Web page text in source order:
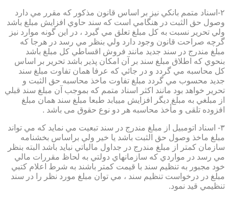
۲-اسناد متمم بانكي نيز بر اساس قانون مذكور كه مقرر مي دارد
وصول حق الثبت در هنگامي است كه سند حاوي افزايش مبلغ باشد
ولي تحرير نسبت به كل مبلغ تعلق مي گيرد ، در اين گونه موارد نيز
گرچه صراحت قانون وجود دارد ولي بنظر مي رسد در هرجا كه
مبلغ مندرج در سند جديد مانند فروش اقساطي كل مبلغ باشد
بنحوي كه اطلاق مبلغ سند بر آن امكان پذير باشد تحرير بر اساس
كل محاسبه مي گردد و در جائي كه عرفا همان تفاوت مبلغ سند
جديد محسوب مي گردد مبلغ تفاوت ماخذ محاسبه حق الثبت و
تحرير خواهد بود مانند اكثر اسناد متمم كه بموجب آن مبلغ سند قبلي
از مبلغي به مبلغ ديگر افزايش مييابد طبعا مبلغ سند همان مبلغ
افزوده تلقی و مأخذ محاسبه هر دو نوع حقوق می باشد .
۳- اسناد اتومبيل از مبلغ مندرج در سند تبعيت مي نمايد كه مي تواند
مبلغ ماخذ وصول حق الثبت باشد يا خير ولي براساس بخشنامه
سازمان كمتر از مبلغ مندرج در جداول مالياتي نبايد باشد البته بنظر
مي رسد در مواردي كه سازمانهاي دولتي به لحاظ مقررات مالي
خود مجبور به تنظيم سند با قيمت كمتر باشند به شرط اعلام كتبي
مبلغ در درخواست تنظيم سند ، مي توان مبلغ مورد نظر را در سند
تنظيمي قيد نمود.